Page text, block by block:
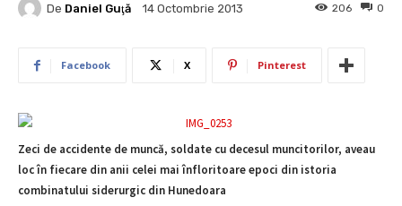
De Daniel Guţă 14 Octombrie 2013 0
206
Facebook X Pinterest
Zeci de accidente de muncă, soldate cu decesul muncitorilor, aveau
loc în fiecare din anii celei mai înfloritoare epoci din istoria
combinatului siderurgic din Hunedoara